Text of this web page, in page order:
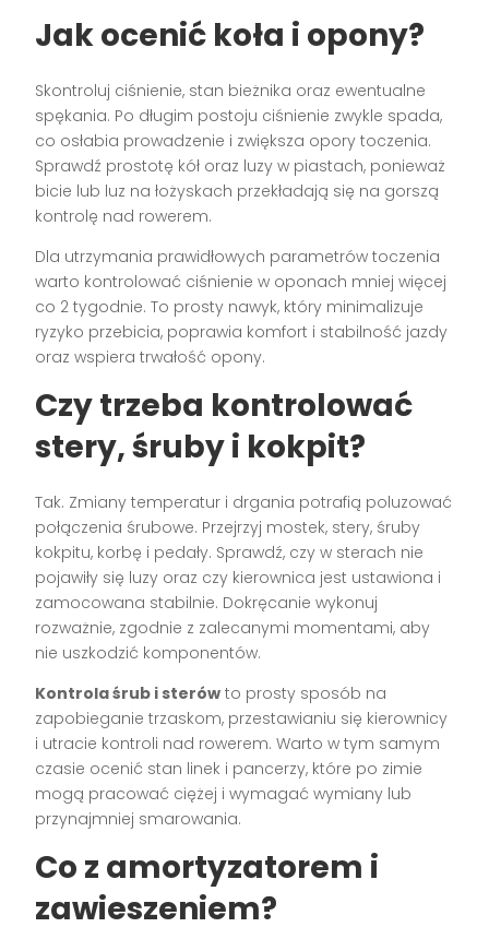
Jak ocenić koła i opony?
Skontroluj ciśnienie, stan bieżnika oraz ewentualne
spękania. Po długim postoju ciśnienie zwykle spada,
co osłabia prowadzenie i zwiększa opory toczenia.
Sprawdź prostotę kół oraz luzy w piastach, ponieważ
bicie lub luz na łożyskach przekładają się na gorszą
kontrolę nad rowerem.
Dla utrzymania prawidłowych parametrów toczenia
warto kontrolować ciśnienie w oponach mniej więcej
co 2 tygodnie. To prosty nawyk, który minimalizuje
ryzyko przebicia, poprawia komfort i stabilność jazdy
oraz wspiera trwałość opony.
Czy trzeba kontrolować
stery, śruby i kokpit?
Tak. Zmiany temperatur i drgania potrafią poluzować
połączenia śrubowe. Przejrzyj mostek, stery, śruby
kokpitu, korbę i pedały. Sprawdź, czy w sterach nie
pojawiły się luzy oraz czy kierownica jest ustawiona i
zamocowana stabilnie. Dokręcanie wykonuj
rozważnie, zgodnie z zalecanymi momentami, aby
nie uszkodzić komponentów.
Kontrola śrub i sterów to prosty sposób na
zapobieganie trzaskom, przestawianiu się kierownicy
i utracie kontroli nad rowerem. Warto w tym samym
czasie ocenić stan linek i pancerzy, które po zimie
mogą pracować ciężej i wymagać wymiany lub
przynajmniej smarowania.
Co z amortyzatorem i
zawieszeniem?